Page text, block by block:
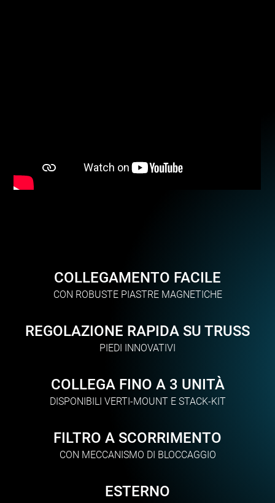
COLLEGAMENTO FACILE
CON ROBUSTE PIASTRE MAGNETICHE
REGOLAZIONE RAPIDA SU TRUSS
PIEDI INNOVATIVI
COLLEGA FINO A 3 UNITÀ
DISPONIBILI VERTI-MOUNT E STACK-KIT
FILTRO A SCORRIMENTO
CON MECCANISMO DI BLOCCAGGIO
ESTERNO